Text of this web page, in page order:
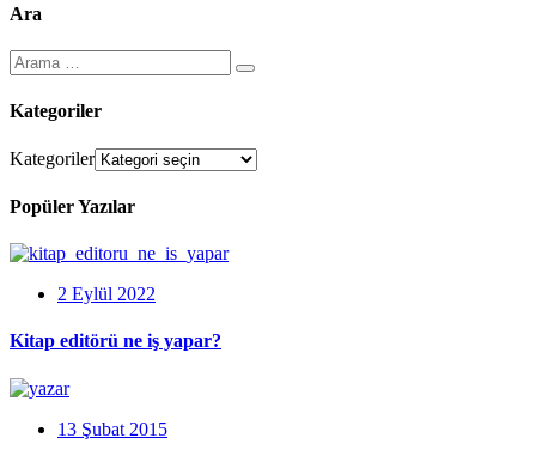
Ara
Kategoriler
Kategoriler
Popüler Yazılar
2 Eylül 2022
Kitap editörü ne iş yapar?
13 Şubat 2015